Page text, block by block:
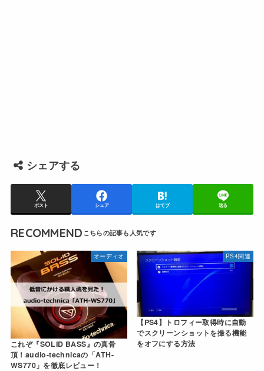
シェアする
ポスト シェア はてブ 送る
RECOMMEND
オーディオ
これぞ『SOLID BASS』の真骨
頂！audio-technicaの「ATH-
WS770」を徹底レビュー！
PS4関連
【PS4】トロフィー取得時に自動
でスクリーンショットを撮る機能
をオフにする方法